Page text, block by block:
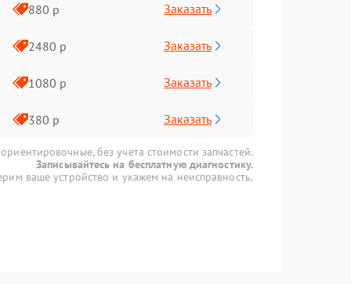
880 р Заказать
2480 р Заказать
1080 р Заказать
380 р Заказать
без учета стоимости запчастей.
Записывайтесь на бесплатную диагностику.
ваше устройство и укажем на неисправность.